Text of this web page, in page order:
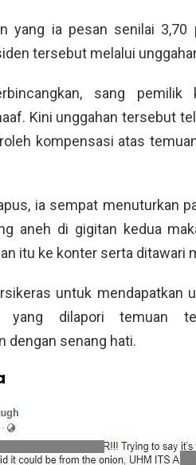
yang ia pesan senilai 3,70
tersebut melalui
sang pemilik
Kini unggahan tersebut
kompensasi atas
ia sempat menuturkan
aneh di gigitan kedua
itu ke konter serta ditawari
untuk mendapatkan
dilapori temuan
dengan senang hati.